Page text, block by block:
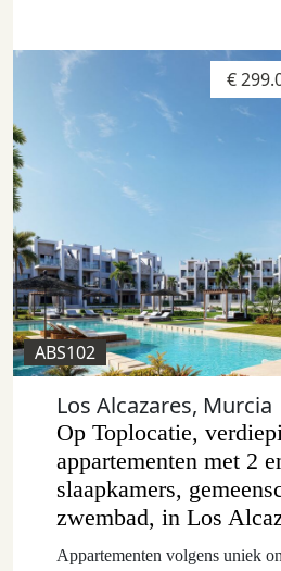
€
ABS102
Los Alcazares, Murcia
Op Toplocatie,
appartementen met 2
slaapkamers,
zwembad, in Los
Appartementen volgens uniek